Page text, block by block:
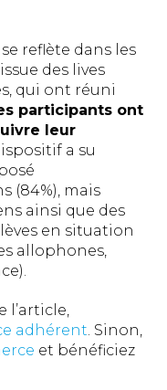
reflète dans les
des lives
qui ont réuni
participants ont
leur
a su
(84%), mais
ainsi que des
en situation
allophones,
adhérent . Sinon,
et bénéficiez